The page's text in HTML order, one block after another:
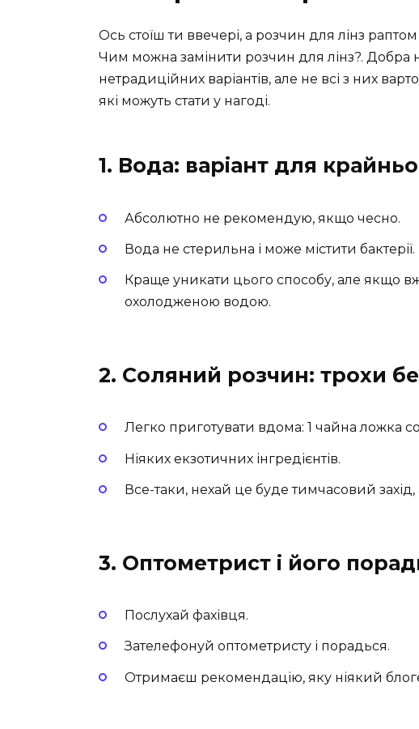
Ось стоїш ти ввечері, а розчин для лінз
Чим можна замінити розчин для лінз?. Добра
нетрадиційних варіантів, але не всі з них
які можуть стати у нагоді.
1. Вода: варіант для
Абсолютно не рекомендую, якщо чесно.
Вода не стерильна і може містити бактерії.
Краще уникати цього способу, але якщо
охолодженою водою.
2. Соляний розчин: трохи
Легко приготувати вдома: 1 чайна ложка
Ніяких екзотичних інгредієнтів.
Все-таки, нехай це буде тимчасовий захід,
3. Оптометрист і його
Послухай фахівця.
Зателефонуй оптометристу і порадься.
Отримаєш рекомендацію, яку ніякий